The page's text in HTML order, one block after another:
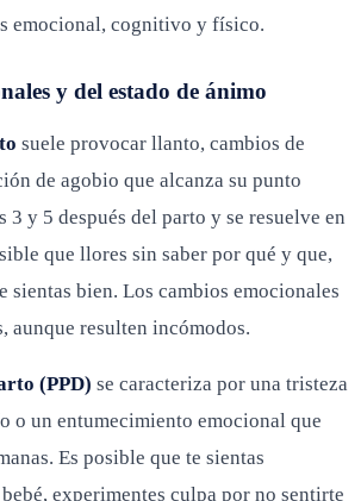
emocional, cognitivo y físico.
y del estado de ánimo
suele provocar llanto, cambios de
de agobio que alcanza su punto
3 y 5 después del parto y se resuelve en
que llores sin saber por qué y que,
sientas bien. Los cambios emocionales
aunque resulten incómodos.
(PPD) se caracteriza por una tristeza
o un entumecimiento emocional que
Es posible que te sientas
experimentes culpa por no sentirte